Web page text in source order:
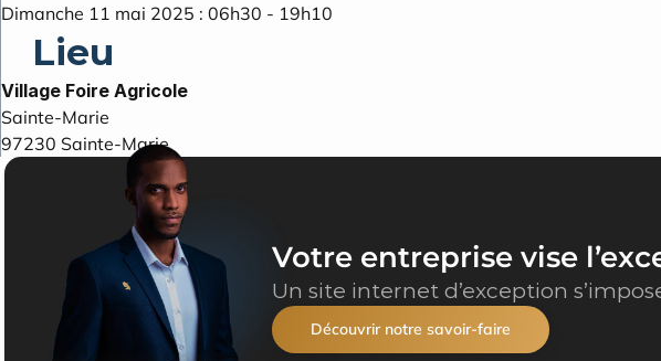
Dimanche 11 mai 2025 : 06h30 - 19h10
Lieu
Village Foire Agricole
Sainte-Marie
97230 Sainte-Marie
Votre entreprise vise
Un site internet d’exception
Découvrir notre savoir-faire